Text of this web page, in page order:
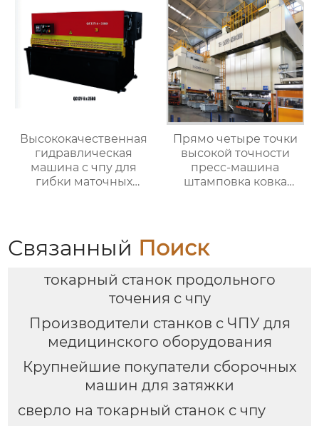
Высококачественная
гидравлическая
машина с чпу для
гибки маточных
Прямо четыре точки
высокой точности
пресс-машина
штамповка ковка
Связанный Поиск
токарный станок продольного
точения с чпу
Производители станков с ЧПУ для
медицинского оборудования
Крупнейшие покупатели сборочных
машин для затяжки
сверло на токарный станок с чпу